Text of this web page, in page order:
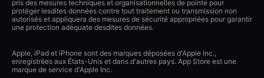
pris des mesures techniques et organisationnelles de pointe pour
protéger lesdites données contre tout traitement ou transmission non
autorisés et appliquera des mesures de sécurité appropriées pour garantir
une protection adéquate desdites données.
Apple, iPad et iPhone sont des marques déposées d'Apple Inc.,
enregistrées aux États-Unis et dans d'autres pays. App Store est une
marque de service d'Apple Inc.